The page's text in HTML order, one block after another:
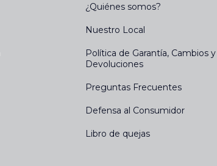
¿Quiénes somos?
Nuestro Local
Política de Garantía, Cambios y
Devoluciones
Preguntas Frecuentes
Defensa al Consumidor
Libro de quejas